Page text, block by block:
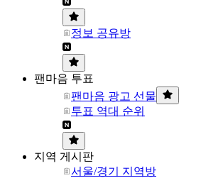
정보 공유방
팬마음 투표
팬마음 광고 선물
투표 역대 순위
지역 게시판
서울/경기 지역방